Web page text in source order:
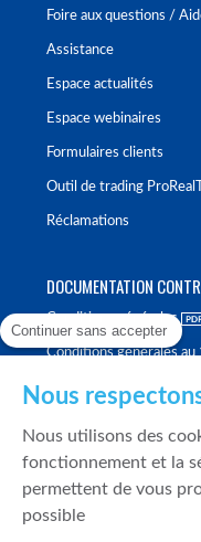
Foire aux questions /
Assistance
Espace actualités
Espace webinaires
Formulaires clients
Outil de trading
Réclamations
DOCUMENTATION
Conditions générales
Conditions générales
Politique de meilleure
Politique de durabilité
Fonds de garantie des
Continuer sans accepter
Nous
Nous utilisons des
fonctionnement et la
permettent de vous
possible